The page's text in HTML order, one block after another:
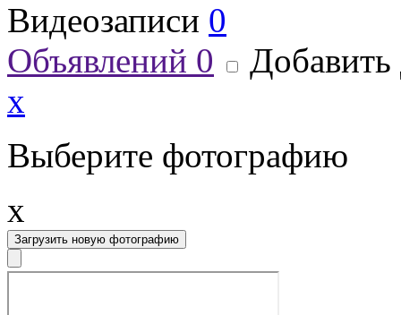
Видеозаписи 0
Объявлений 0
Добавить
x
Выберите фотографию
x
Загрузить новую фотографию